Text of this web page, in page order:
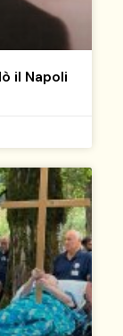
il Napoli